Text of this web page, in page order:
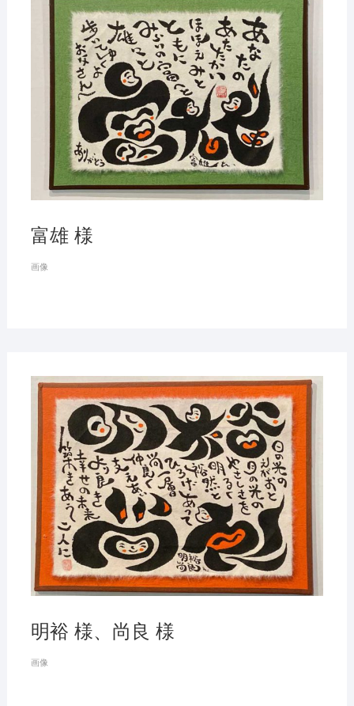
富雄 様
画像
明裕 様、尚良 様
画像